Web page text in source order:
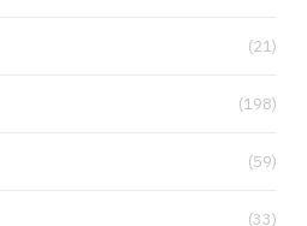
(21)
(198)
(59)
(33)